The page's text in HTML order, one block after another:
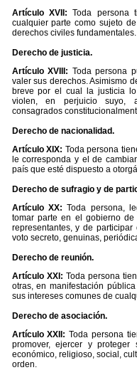
Artículo XVII:Toda persona
cualquier parte como sujeto
derechos civiles fundamentales.
Derecho de justicia.
Artículo XVIII: Toda persona
valer sus derechos. Asimismo
breve por el cual la justicia
violen, en perjuicio suyo,
consagrados
Derecho de nacionalidad.
Artículo XIX: Toda persona
le corresponda y el de
país que esté dispuesto a
Derecho de sufragio y de
Artículo XX:Toda persona,
tomar parte en el gobierno
representantes, y de
voto secreto, genuinas,
Derecho de reunión.
Artículo XXI: Toda persona
otras, en manifestación
sus intereses comunes de
Derecho de asociación.
Artículo XXII:Toda persona
promover, ejercer y
económico, religioso, social,
orden.